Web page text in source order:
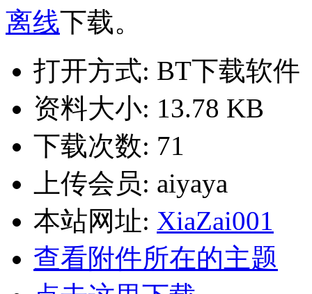
离线下载。
打开方式: BT下载软件
资料大小: 13.78 KB
下载次数: 71
上传会员: aiyaya
本站网址: XiaZai001
查看附件所在的主题